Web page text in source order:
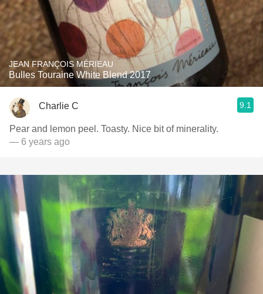
JEAN FRANÇOIS MÉRIEAU
Bulles Touraine White Blend 2017
Charlie C 9.1
Pear and lemon peel. Toasty. Nice bit of minerality.
— 6 years ago